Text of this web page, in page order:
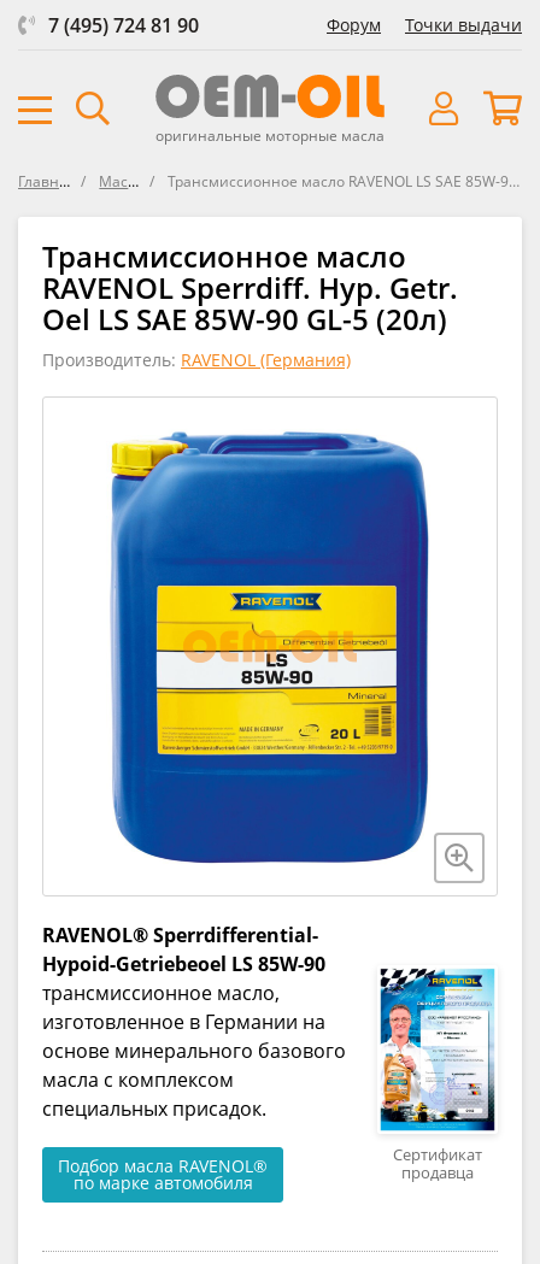
7 (495) 724 81 90 Форум Точки выдачи
оригинальные моторные масла
Главная Масла Трансмиссионное масло RAVENOL LS SAE 85W-90 GL-5
Трансмиссионное масло
RAVENOL Sperrdiff. Hyp. Getr.
Oel LS SAE 85W-90 GL-5 (20л)
Производитель: RAVENOL (Германия)
RAVENOL® Sperrdifferential-
Hypoid-Getriebeoel LS 85W-90
трансмиссионное масло,
изготовленное в Германии на
основе минерального базового
масла с комплексом
специальных присадок.
Подбор масла RAVENOL®
по марке автомобиля
Сертификат
продавца